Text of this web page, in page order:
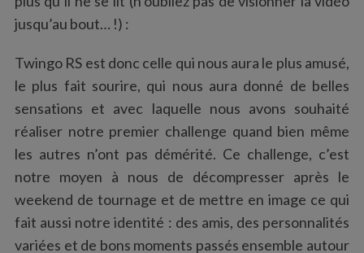
jusqu’au bout… !) :
Twingo RS est donc celle qui nous aura le plus amusé,
le plus fait sourire, qui nous aura donné de belles
sensations et avec laquelle nous avons souhaité
réaliser notre premier challenge quand bien même
les autres n’ont pas démérité. Ce challenge, c’est
notre moyen à nous de décompresser après le
weekend de tournage et de mettre en image ce qui
fait aussi notre identité : des amis, des personnalités
variées et de bons moments passés ensemble autour
S
r
c
h